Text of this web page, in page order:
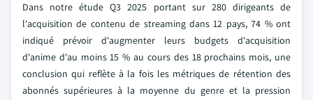
Dans notre étude Q3 2025 portant sur 280 dirigeants de
l'acquisition de contenu de streaming dans 12 pays, 74 % ont
indiqué prévoir d'augmenter leurs budgets d'acquisition
d'anime d'au moins 15 % au cours des 18 prochains mois, une
conclusion qui reflète à la fois les métriques de rétention des
abonnés supérieures à la moyenne du genre et la pression